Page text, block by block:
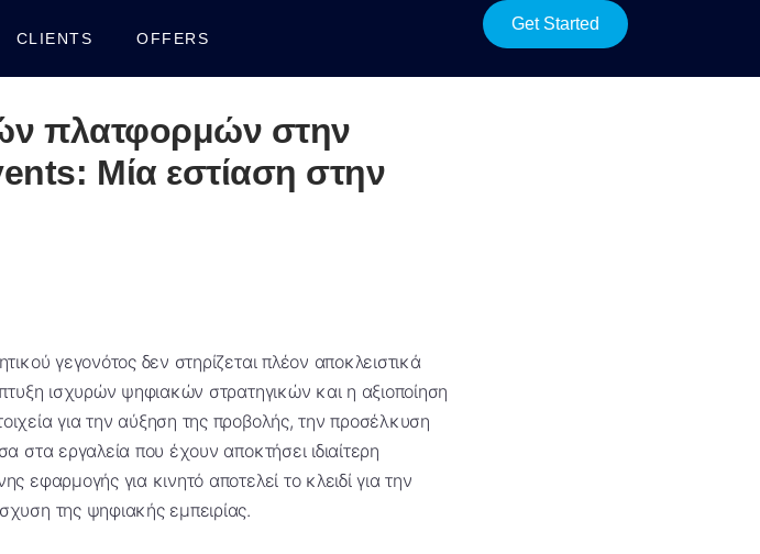
CLIENTS OFFERS
Get Started
πλατφορμών στην
Μία εστίαση στην
γεγονότος δεν στηρίζεται πλέον αποκλειστικά
ισχυρών ψηφιακών στρατηγικών και η αξιοποίηση
για την αύξηση της προβολής, την προσέλκυση
στα εργαλεία που έχουν αποκτήσει ιδιαίτερη
εφαρμογής για κινητό αποτελεί το κλειδί για την
της ψηφιακής εμπειρίας.